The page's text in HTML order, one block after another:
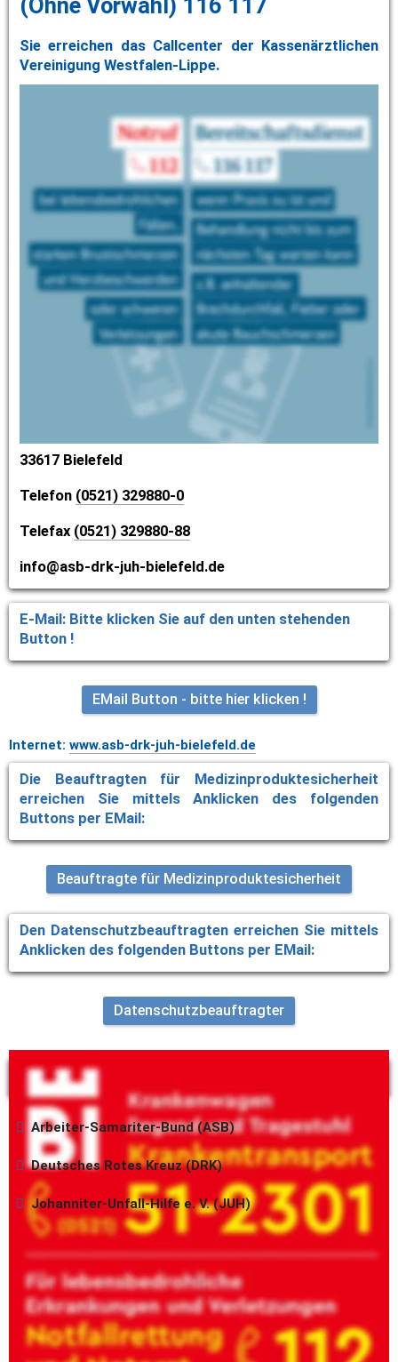
(Ohne Vorwahl) 116 117
Sie erreichen das Callcenter der Kassenärztlichen
Vereinigung Westfalen-Lippe.
Anfragen
Bewerbungen,
Anfragen, Angebote und Aufträge über
Sanitätswachdienste,
Beschwerden und Lob
richten Sie bitte über die folgenden Kontaktdaten an
ASB DRK JUH Rettungsdienst Bielefeld gGmbH
33617 Bielefeld
Telefon (0521) 329880-0
Telefax (0521) 329880-88
info@asb-drk-juh-bielefeld.de
E-Mail: Bitte klicken Sie auf den unten stehenden
Button !
EMail Button - bitte hier klicken !
Internet: www.asb-drk-juh-bielefeld.de
Die Beauftragten für Medizinproduktesicherheit
erreichen Sie mittels Anklicken des folgenden
Buttons per EMail:
Beauftragte für Medizinproduktesicherheit
Den Datenschutzbeauftragten erreichen Sie mittels
Anklicken des folgenden Buttons per EMail:
Datenschutzbeauftragter
Kontakt zu unseren Gesellschaftern
Arbeiter-Samariter-Bund (ASB)
Deutsches Rotes Kreuz (DRK)
Johanniter-Unfall-Hilfe e. V. (JUH)